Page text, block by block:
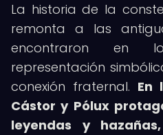
La historia de la
remonta a las
encontraron en
representación
conexión fraternal. En
Cástor y Pólux
leyendas y